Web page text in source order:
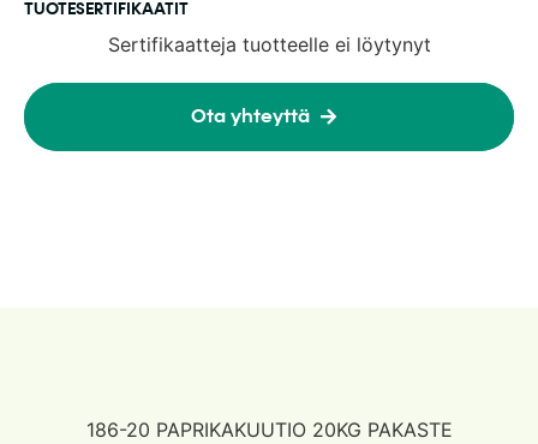
TUOTESERTIFIKAATIT
Sertifikaatteja tuotteelle ei löytynyt
Ota yhteyttä
186-20 PAPRIKAKUUTIO 20KG PAKASTE